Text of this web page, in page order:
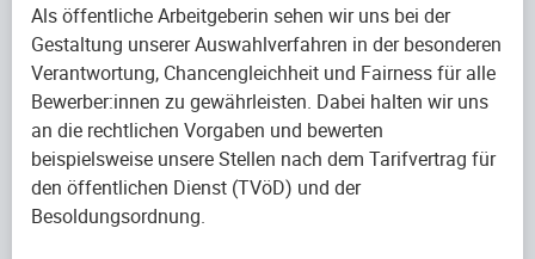
Als öffentliche Arbeitgeberin sehen wir uns bei der
Gestaltung unserer Auswahlverfahren in der besonderen
Verantwortung, Chancengleichheit und Fairness für alle
Bewerber:innen zu gewährleisten. Dabei halten wir uns
an die rechtlichen Vorgaben und bewerten
beispielsweise unsere Stellen nach dem Tarifvertrag für
den öffentlichen Dienst (TVöD) und der
Besoldungsordnung.